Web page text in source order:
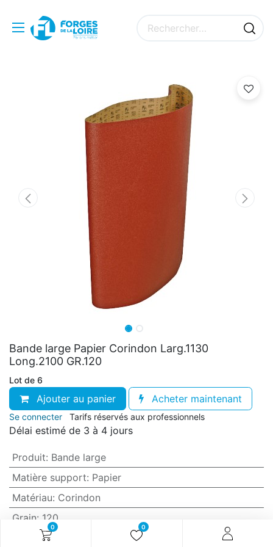
0 0
Bande large Papier Corindon Larg.1130
Long.2100 GR.120
Lot de 6
Ajouter au panier Acheter maintenant
Se connecter Tarifs réservés aux professionnels
Délai estimé de 3 à 4 jours
Produit: Bande large
Matière support: Papier
Matériau: Corindon
Grain: 120
Anti-encrassement
Non (standard)